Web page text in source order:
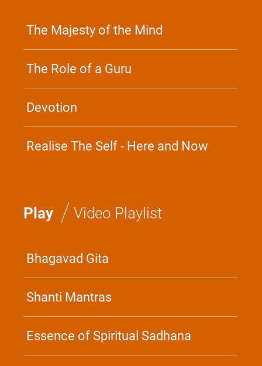
The Majesty of the Mind
The Role of a Guru
Devotion
Realise The Self - Here and Now
Play / Video Playlist
Bhagavad Gita
Shanti Mantras
Essence of Spiritual Sadhana